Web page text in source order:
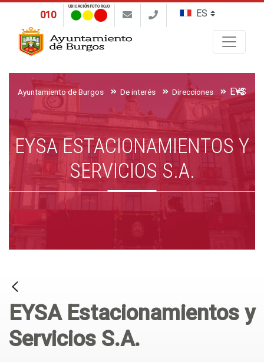
010
UBICACIÓN FOTO ROJO
Ayuntamiento de Burgos De interés Direcciones
EYSA ESTACIONAMIENTOS Y
SERVICIOS S.A.
EYSA Estacionamientos y
Servicios S.A.